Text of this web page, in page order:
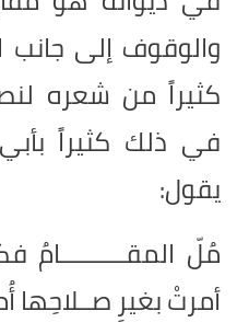
والوقوف إلى
كثيراً من شعره
في ذلك كثيراً
يقول:
مُلّ
أمرتْ بغيرِ صــلاحِها